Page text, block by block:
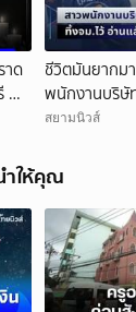
าด
ำ
ชีวิตมันยากม
พนักงานบริษั
จม.ไว้ อ่านแล้ว
สยามนิวส์
ำให้คุณ